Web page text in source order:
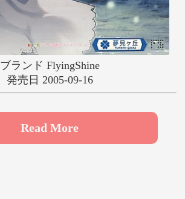
ブランド FlyingShine
発売日 2005-09-16
Read More